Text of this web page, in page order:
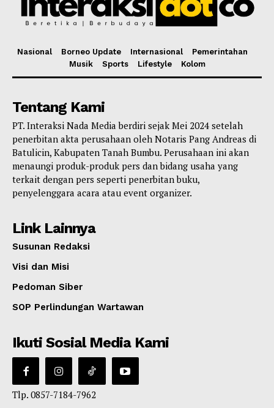
Nasional Borneo Update Internasional
Pemerintahan
Musik
Sports Lifestyle Kolom
Tentang Kami
PT. Interaksi Nada Media berdiri sejak Mei 2024 setelah
penerbitan akta perusahaan oleh Notaris Pang Andreas di
Batulicin, Kabupaten Tanah Bumbu. Perusahaan ini akan
menaungi produk-produk pers dan bidang usaha yang
terkait dengan pers seperti penerbitan buku,
penyelenggara acara atau event organizer.
Link Lainnya
Susunan Redaksi
Visi dan Misi
Pedoman Siber
SOP Perlindungan Wartawan
Ikuti Sosial Media Kami
Tlp. 0857-7184-7962